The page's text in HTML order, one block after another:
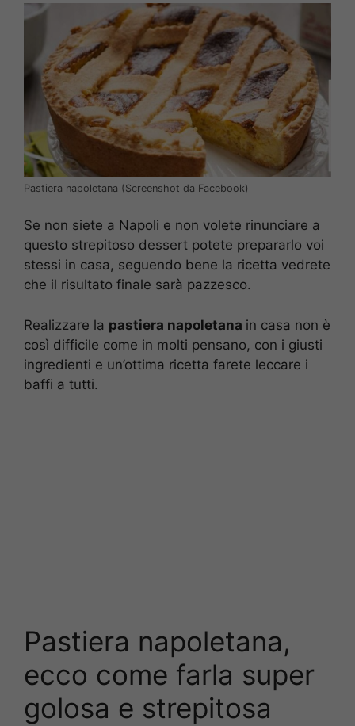
Pastiera napoletana (Screenshot da Facebook)
Se non siete a Napoli e non volete rinunciare a
questo strepitoso dessert potete prepararlo voi
stessi in casa, seguendo bene la ricetta vedrete
che il risultato finale sarà pazzesco.
Realizzare la pastiera napoletana in casa non è
così difficile come in molti pensano, con i giusti
ingredienti e un’ottima ricetta farete leccare i
baffi a tutti.
Pastiera napoletana,
ecco come farla super
golosa e strepitosa